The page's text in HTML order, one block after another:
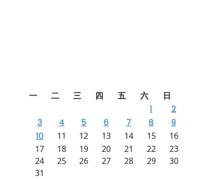
一 二 三 四 五 六 日
1
2
3
4 5 6 7 8
9
10
11 12 13 14 15
16
17
18 19 20 21 22
23
24
25 26 27 28 29
30
31